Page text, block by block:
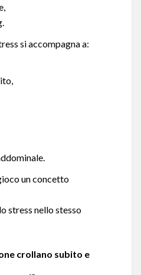
si accompagna a:
un concetto
stress nello stesso
crollano subito e